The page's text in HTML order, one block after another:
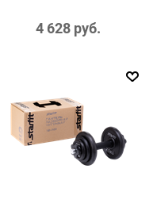
4 628 руб.